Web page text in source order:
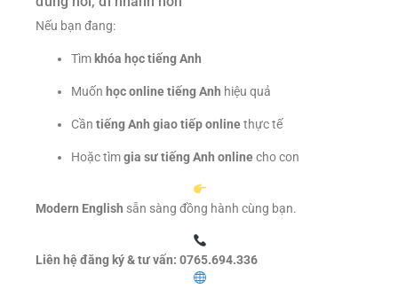
Nếu bạn đang:
Tìm khóa học tiếng Anh
Muốn học online tiếng Anh hiệu quả
Cần tiếng Anh giao tiếp onlinethực tế
Hoặc tìmgia sư tiếng Anh onlinecho con
Modern English sẵn sàng đồng hành cùng bạn.
Liên hệ đăng ký & tư vấn: 0765.694.336